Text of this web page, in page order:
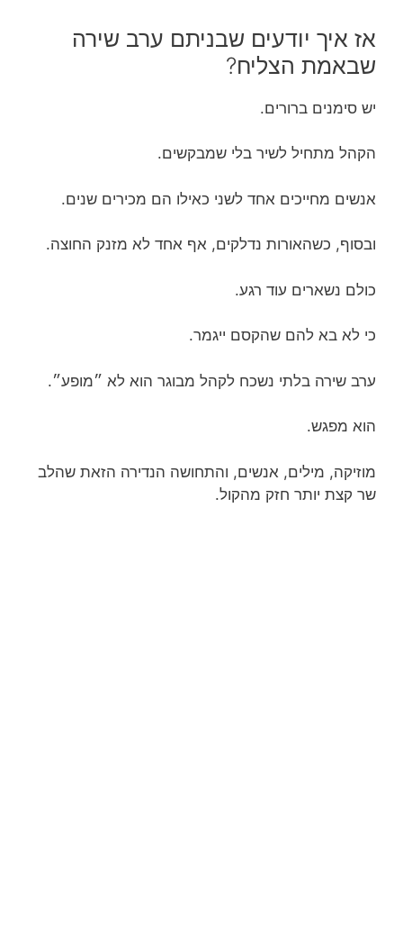
אז איך יודעים שבניתם ערב שירה
שבאמת הצליח?
יש סימנים ברורים.
הקהל מתחיל לשיר בלי שמבקשים.
אנשים מחייכים אחד לשני כאילו הם מכירים שנים.
ובסוף, כשהאורות נדלקים, אף אחד לא מזנק החוצה.
כולם נשארים עוד רגע.
כי לא בא להם שהקסם ייגמר.
ערב שירה בלתי נשכח לקהל מבוגר הוא לא ״מופע״.
הוא מפגש.
מוזיקה, מילים, אנשים, והתחושה הנדירה הזאת שהלב
שר קצת יותר חזק מהקול.